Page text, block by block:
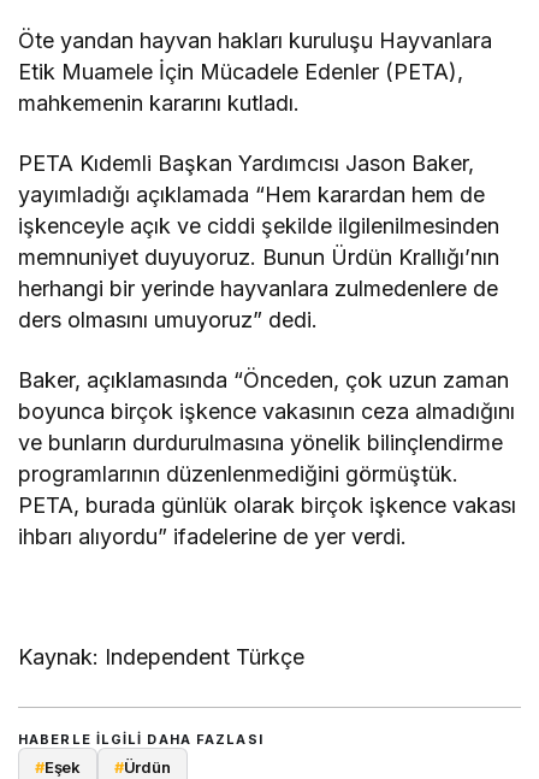
Öte yandan hayvan hakları kuruluşu Hayvanlara
Etik Muamele İçin Mücadele Edenler (PETA),
mahkemenin kararını kutladı.
PETA Kıdemli Başkan Yardımcısı Jason Baker,
yayımladığı açıklamada “Hem karardan hem de
işkenceyle açık ve ciddi şekilde ilgilenilmesinden
memnuniyet duyuyoruz. Bunun Ürdün Krallığı’nın
herhangi bir yerinde hayvanlara zulmedenlere de
ders olmasını umuyoruz” dedi.
Baker, açıklamasında “Önceden, çok uzun zaman
boyunca birçok işkence vakasının ceza almadığını
ve bunların durdurulmasına yönelik bilinçlendirme
programlarının düzenlenmediğini görmüştük.
PETA, burada günlük olarak birçok işkence vakası
ihbarı alıyordu” ifadelerine de yer verdi.
Kaynak: Independent Türkçe
HABERLE ILGILI DAHA FAZLASI
#Eşek #Ürdün